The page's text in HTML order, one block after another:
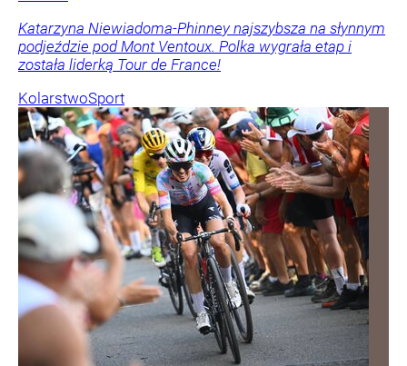
Katarzyna Niewiadoma-Phinney najszybsza na słynnym
podjeździe pod Mont Ventoux. Polka wygrała etap i
została liderką Tour de France!
KolarstwoSport